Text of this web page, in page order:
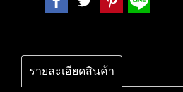
รายละเอียดสินค้า